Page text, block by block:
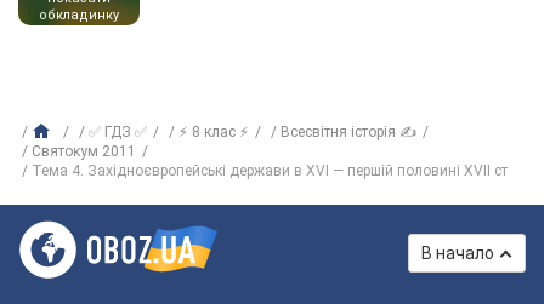
обкладинку
✅ ГДЗ ✅ ⚡ 8 клас ⚡
Всесвітня історія ✍
Святокум 2011
Тема 4. Західноєвропейські держави в XVI — першій половині XVII ст
В начало